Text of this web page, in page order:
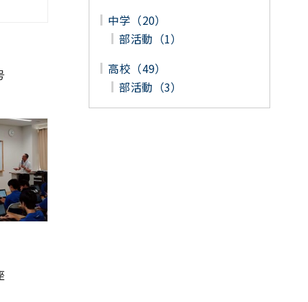
中学（20）
部活動（1）
高校（49）
部活動（3）